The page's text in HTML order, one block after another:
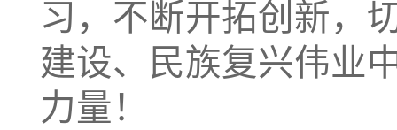
习，不断开拓创新，
建设、民族复兴伟业
力量！